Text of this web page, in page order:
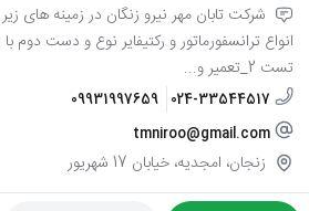
انواع ترانسفورماتور و رکتیفایر نوع و دست
تست 2_تعمیر و...
024-33544517
09931997659
tmniroo@gmail.com
زنجان، امجدیه، خیابان 17 شهریور